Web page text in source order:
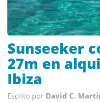
Sunseeker
27m en
Ibiza
Escrito por David C.